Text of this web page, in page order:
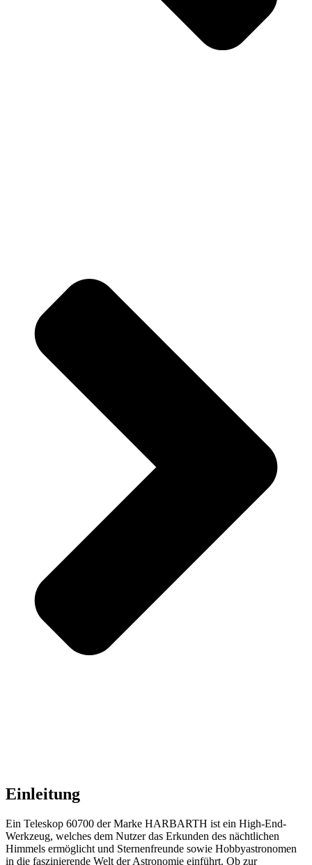
Einleitung
Ein Teleskop 60700 der Marke HARBARTH ist ein High-End-
Werkzeug, welches dem Nutzer das Erkunden des nächtlichen
Himmels ermöglicht und Sternenfreunde sowie Hobbyastronomen
in die faszinierende Welt der Astronomie einführt. Ob zur